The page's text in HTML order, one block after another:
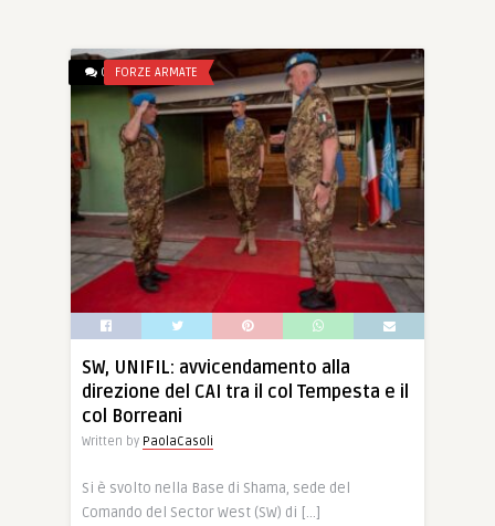
0 FORZE ARMATE
SW, UNIFIL: avvicendamento alla
direzione del CAI tra il col Tempesta e il
col Borreani
Written by PaolaCasoli
Si è svolto nella Base di Shama, sede del
Comando del Sector West (SW) di […]